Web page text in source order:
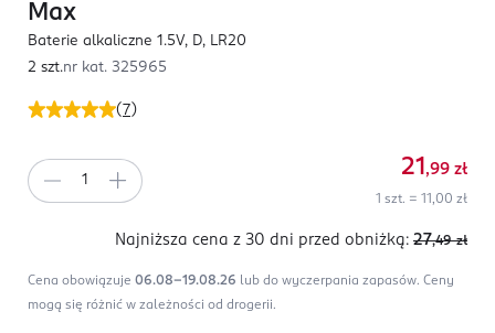
( 7)
Max
Baterie alkaliczne 1.5V, D, LR20
2 szt.nr kat. 325965
21 ,99 zł
1 szt. = 11,00 zł
Najniższa cena z 30 dni przed obniżką: 27,49 zł
Cena obowiązuje 06.08-19.08.26 lub do wyczerpania zapasów. Ceny
mogą się różnić w zależności od drogerii.